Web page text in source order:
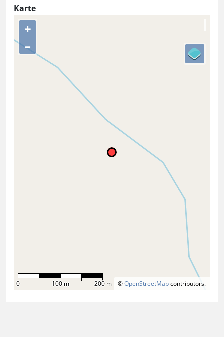
Karte
+
–
©OpenStreetMapcontributors.
0 100 m 200 m